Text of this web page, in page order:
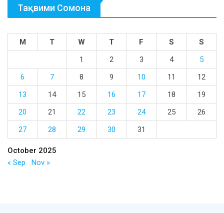
Тақвими Сомона
October 2025
M T W T F S
S
1
2 3 4
5
6
7 8 9 10 11
12
13
14 15 16 17 18
19
20
21 22 23 24 25
26
27
28 29 30 31
« Sep Nov »